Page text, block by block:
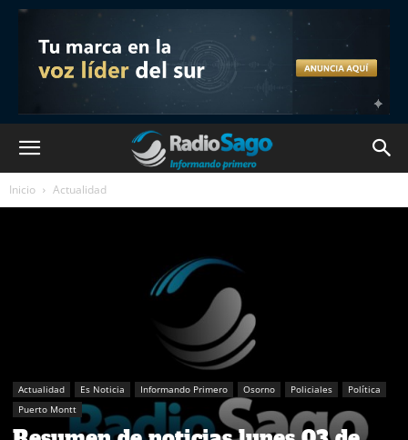
Inicio Actualidad
Actualidad Es Noticia Informando Primero Osorno Policiales
Política
Puerto Montt